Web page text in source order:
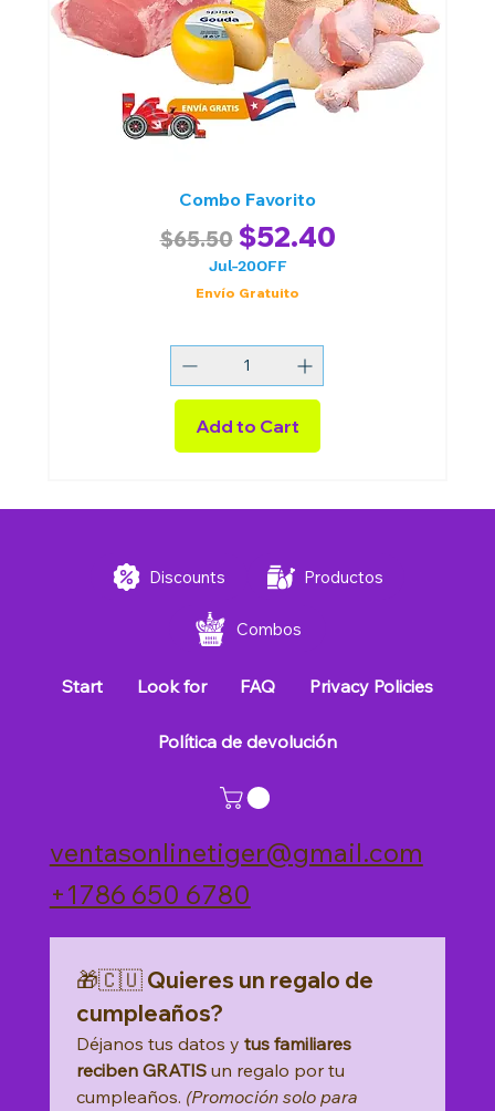
Combo Favorito
Regular Price
$65.50 Sale Price
$52.40
Jul-20OFF
Envío Gratuito
Add to Cart
Discounts Productos
Combos
Start Look for FAQ Privacy Policies
Política de devolución
ventasonlinetiger@gmail.com
+1786 650 6780
🎁🇨🇺 Quieres un regalo de
cumpleaños?
Déjanos tus datos y tus familiares
reciben GRATIS un regalo por tu
cumpleaños. (Promoción solo para